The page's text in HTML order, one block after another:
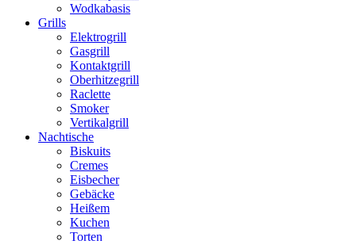
Wodkabasis
Grills
Elektrogrill
Gasgrill
Kontaktgrill
Oberhitzegrill
Raclette
Smoker
Vertikalgrill
Nachtische
Biskuits
Cremes
Eisbecher
Gebäcke
Heißem
Kuchen
Torten